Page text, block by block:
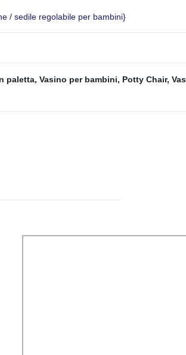
/ sedile regolabile per bambini}
paletta, Vasino per bambini, Potty Chair,